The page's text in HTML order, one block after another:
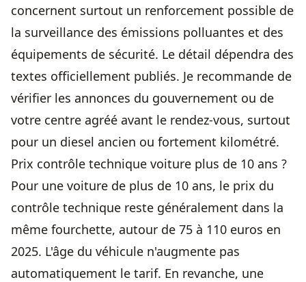
concernent surtout un renforcement possible de
la surveillance des émissions polluantes et des
équipements de sécurité. Le détail dépendra des
textes officiellement publiés. Je recommande de
vérifier les annonces du gouvernement ou de
votre centre agréé avant le rendez-vous, surtout
pour un diesel ancien ou fortement kilométré.
Prix contrôle technique voiture plus de 10 ans ?
Pour une voiture de plus de 10 ans, le prix du
contrôle technique reste généralement dans la
même fourchette, autour de 75 à 110 euros en
2025. L'âge du véhicule n'augmente pas
automatiquement le tarif. En revanche, une